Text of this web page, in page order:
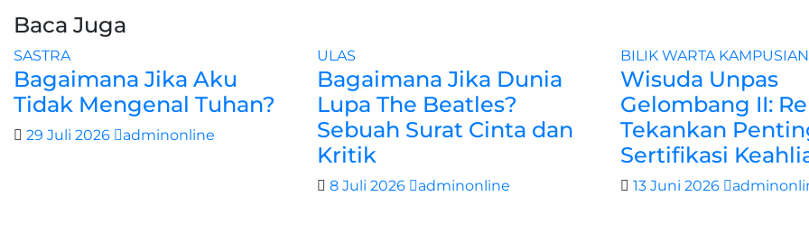
Baca Juga
SASTRA
Bagaimana Jika Aku
Tidak Mengenal Tuhan?
29 Juli 2026 adminonline
ULAS
Bagaimana Jika Dunia
Lupa The Beatles?
Sebuah Surat Cinta dan
Kritik
8 Juli 2026 adminonline
BILIK WARTA
Wisuda Unpas
Gelombang II:
Tekankan
Sertifikasi
13 Juni 2026